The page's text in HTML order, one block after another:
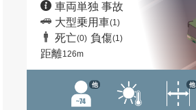
車両単独 事故
大型乗用車(1)
死亡(0) 負傷(1)
距離126m
他 他